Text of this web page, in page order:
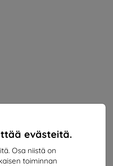
evästeitä.
Osa niistä on
toiminnan